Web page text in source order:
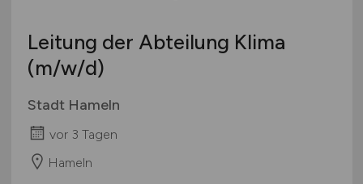
Leitung der Abteilung Klima
(m/w/d)
Stadt Hameln
vor 3 Tagen
Hameln